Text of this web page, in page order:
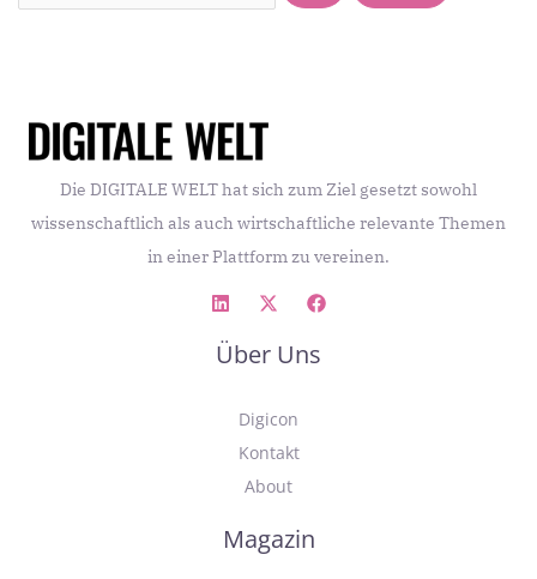
Die DIGITALE WELT hat sich zum Ziel gesetzt sowohl
wissenschaftlich als auch wirtschaftliche relevante Themen
in einer Plattform zu vereinen.
Über Uns
Digicon
Kontakt
About
Magazin